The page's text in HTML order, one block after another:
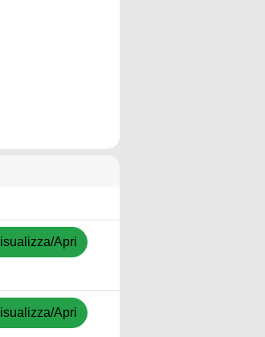
Apri
Apri